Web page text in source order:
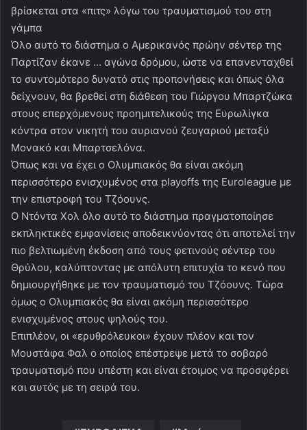
βρίσκεται στα «πιτς» λόγω του τραυματισμού του στη
γάμπα
Όλο αυτό το διάστημα ο Αμερικανός πρώην σέντερ της
Παρτίζαν έκανε … αγώνα δρόμου, ώστε να επανενταχθεί
το συντομότερο δυνατό στις προπονήσεις και όπως όλα
δείχνουν, θα βρεθεί στη διάθεση του Γιώργου Μπαρτζώκα
στους επερχόμενους προημιτελικούς της Ευρωλίγκα
κόντρα στον νικητή του αυριανού ζευγαριού μεταξύ
Μονακό και Μπαρτσελόνα.
Όπως και να έχει ο Ολυμπιακός θα είναι ακόμη
περισσότερο ενισχυμένος στα playoffs της Euroleague με
την επιστροφή του Τζόουνς.
Ο Ντόντα Χολ όλο αυτό το διάστημα πραγματοποίησε
εκπληκτικές εμφανίσεις αποδεικνύοντας ότι αποτελεί την
πιο βελτιωμένη έκδοση από τους φετινούς σέντερ του
Θρύλου, καλύπτοντας με απόλυτη επιτυχία το κενό που
δημιουργήθηκε με τον τραυματισμό του Τζόουνς. Τώρα
όμως ο Ολυμπιακός θα είναι ακόμη περισσότερο
ενισχυμένος στους ψηλούς του.
Επιπλέον, οι «ερυθρόλευκοι» έχουν πλέον και τον
Μουστάφα Φαλ ο οποίος επέστρεψε μετά το σοβαρό
τραυματισμό που υπέστη και είναι έτοιμος να προσφέρει
και αυτός με τη σειρά του.